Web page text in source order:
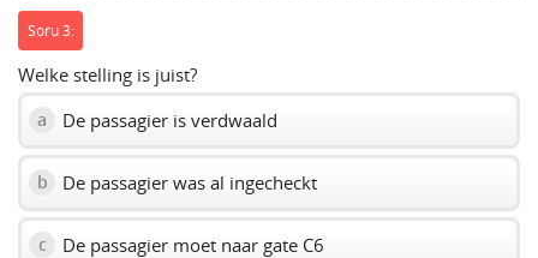
Soru 3:
Welke stelling is juist?
a De passagier is verdwaald
b De passagier was al ingecheckt
c De passagier moet naar gate C6